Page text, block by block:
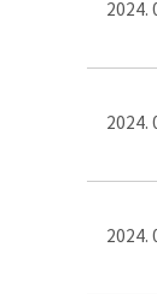
2024.
2024.
2024.